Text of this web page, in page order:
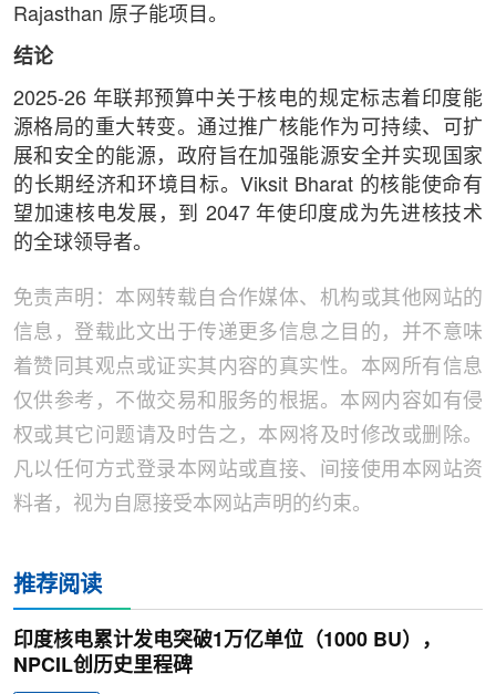
Rajasthan 原子能项目。
结论
2025-26 年联邦预算中关于核电的规定标志着印度能
源格局的重大转变。通过推广核能作为可持续、可扩
展和安全的能源，政府旨在加强能源安全并实现国家
的长期经济和环境目标。Viksit Bharat 的核能使命有
望加速核电发展，到 2047 年使印度成为先进核技术
的全球领导者。
免责声明：本网转载自合作媒体、机构或其他网站的
信息，登载此文出于传递更多信息之目的，并不意味
着赞同其观点或证实其内容的真实性。本网所有信息
仅供参考，不做交易和服务的根据。本网内容如有侵
权或其它问题请及时告之，本网将及时修改或删除。
凡以任何方式登录本网站或直接、间接使用本网站资
料者，视为自愿接受本网站声明的约束。
推荐阅读
印度核电累计发电突破1万亿单位（1000 BU），
NPCIL创历史里程碑